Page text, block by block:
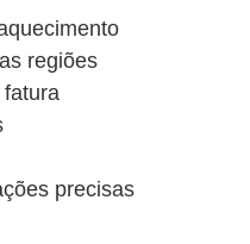
regiões
fatura
precisas